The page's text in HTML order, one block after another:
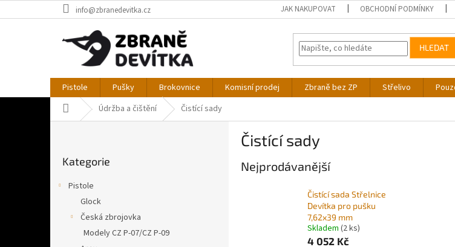
na
info@zbranedevitka.cz JAK NAKUPOVAT OBCHODNÍ PODMÍNKY
HLEDAT
Pistole Pušky Brokovnice Komisní prodej Zbraně bez ZP Střelivo
Domů Údržba a čištění Čistící sady
kategorie
Kategorie
Pistole
Glock
Česká zbrojovka
Modely CZ P-07/CZ P-09
Čistící sady
Nejprodávanější
Čistící sada Střelnice
Devítka pro pušku
7,62x39 mm
Skladem (2 ks)
4 052 Kč